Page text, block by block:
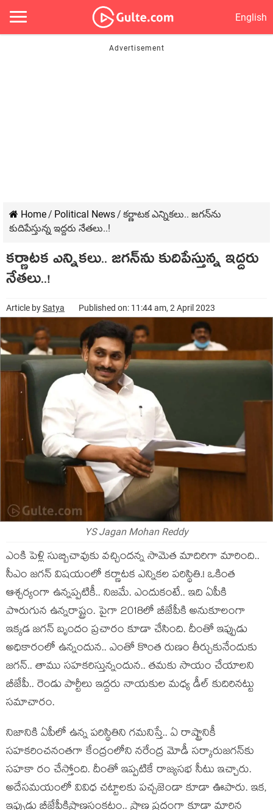
English
Home/ Political News/ క‌ర్ణాట‌క ఎన్నిక‌లు.. జ‌గ‌న్‌ను
కుదిపేస్తున్న ఇద్ద‌రు నేత‌లు..!
క‌ర్ణాట‌క ఎన్నిక‌లు.. జ‌గ‌న్‌ను కుదిపేస్తున్న ఇద్ద‌రు
నేత‌లు..!
Article bySatya Published on: 11:44 am, 2 April 2023
YS Jagan Mohan Reddy
ఎంకి పెళ్లి సుబ్బిచావుకు వ‌చ్చింద‌న్న సామెత మాదిరిగా మారింది..
సీఎం జ‌గ‌న్ విష‌యంలో క‌ర్ణాట‌క ఎన్నిక‌ల ప‌రిస్థితి.! ఒకింత
ఆశ్చ‌ర్యంగా ఉన్న‌ప్ప‌టికీ.. నిజ‌మే. ఎందుకంటే.. ఇది ఏపీకి
పొరుగున ఉన్న‌రాష్ట్రం. పైగా 2018లో బీజేపీకి అనుకూలంగా
ఇక్క‌డ జ‌గ‌న్ బృందం ప్ర‌చారం కూడా చేసింది. దీంతో ఇప్పుడు
అధికారంలో ఉన్నందున‌.. ఎంతో కొంత రుణం తీర్చుకునేందుకు
జ‌గ‌న్‌.. తాము స‌హ‌క‌రిస్తున్నందున‌.. త‌మ‌కు సాయం చేయాల‌ని
బీజేపీ.. రెండు పార్టీలు ఇద్ద‌రు నాయ‌కుల మ‌ధ్య డీల్ కుదిరిన‌ట్టు
స‌మాచారం.
నిజానికి ఏపీలో ఉన్న ప‌రిస్థితిని గ‌మ‌నిస్తే.. ఏ రాష్ట్రానికీ
స‌హ‌క‌రించ‌నంత‌గా కేంద్రంలోని న‌రేంద్ర మోడీ స‌ర్కారుజ‌గ‌న్‌కు
స‌హ‌కా రం చేస్తోంది. దీంతో ఇప్ప‌టికే రాజ్య‌స‌భ సీటు ఇచ్చారు.
అదేస‌మ‌యంలో వివిధ చ‌ట్టాల‌కు ప‌చ్చ‌జెండా కూడా ఊపారు. ఇక‌,